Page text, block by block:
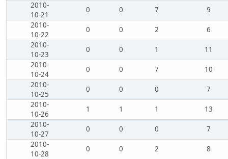
2010-
10-21
0 0 7
9
2010-
10-22
0 0 2
6
2010-
10-23
0 0 1
11
2010-
10-24
0 0 7
10
2010-
10-25
0 0 0
7
2010-
10-26
1 1 1
13
2010-
10-27
0 0 0
7
2010-
10-28
0 0 2
8